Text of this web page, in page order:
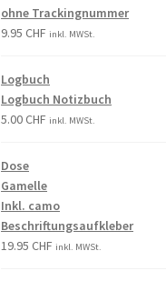
ohne Trackingnummer
9.95CHF inkl. MWSt.
Logbuch
Logbuch Notizbuch
5.00CHF inkl. MWSt.
Dose
Gamelle
Inkl. camo
Beschriftungsaufkleber
19.95CHF inkl. MWSt.